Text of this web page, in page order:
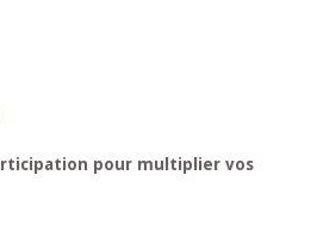
pour multiplier vos